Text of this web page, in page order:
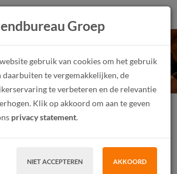
op Masters of
2026!
Parttime Uitzendwerk
Groep
gebruik van cookies om het gebruik
daarbuiten te vergemakkelijken, de
te verbeteren en de relevantie
Klik op akkoord om aan te geven
privacy statement.
NIET ACCEPTEREN AKKOORD